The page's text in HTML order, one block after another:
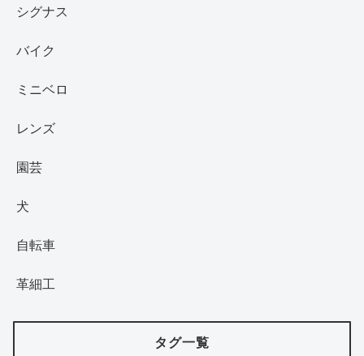
シグナス
バイク
ミニベロ
レンズ
園芸
犬
自転車
革細工
タグ一覧